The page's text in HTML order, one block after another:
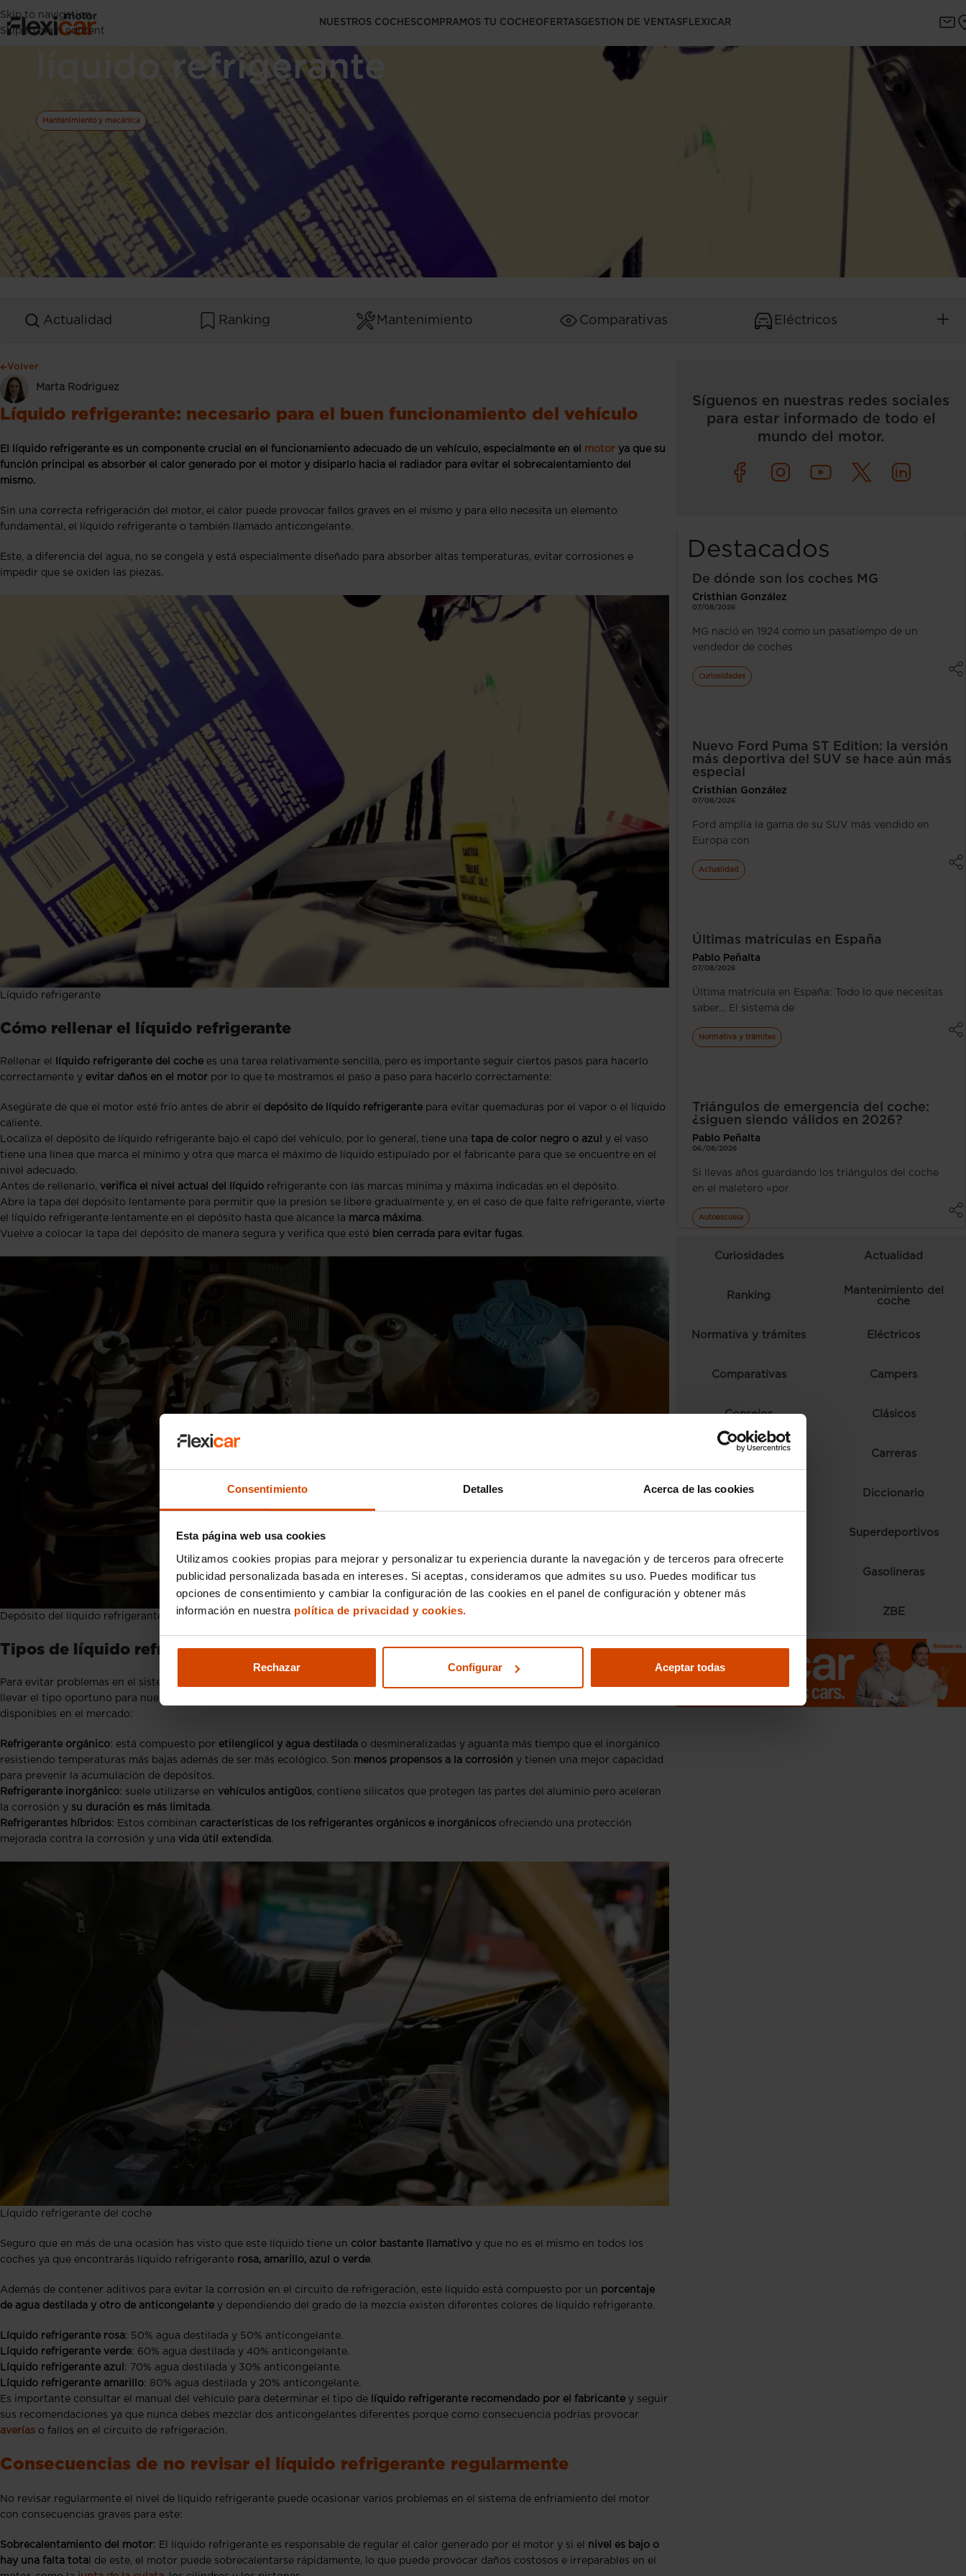
Consentimiento Detalles Acerca de las cookies
Esta página web usa cookies
Utilizamos cookies propias para mejorar y personalizar tu experiencia durante la navegación y de terceros para ofrecerte
publicidad personalizada basada en intereses. Si aceptas, consideramos que admites su uso. Puedes modificar tus
opciones de consentimiento y cambiar la configuración de las cookies en el panel de configuración y obtener más
información en nuestra política de privacidad y cookies.
Rechazar Configurar Aceptar todas
Skip to navigation
Skip to main content
NUESTROS COCHESCOMPRAMOS TU COCHEOFERTASGESTION DE VENTASFLEXICAR
Todo lo que debes saber del
líquido refrigerante
Mantenimiento y mecánica
Actualidad Ranking Mantenimiento Comparativas Eléctricos
Volver
Marta Rodriguez
Líquido refrigerante: necesario para el buen funcionamiento del vehículo
El líquido refrigerante es un componente crucial en el funcionamiento adecuado de un vehículo, especialmente en el motor ya que su
función principal es absorber el calor generado por el motor y disiparlo hacia el radiador para evitar el sobrecalentamiento del
mismo.
Sin una correcta refrigeración del motor, el calor puede provocar fallos graves en el mismo y para ello necesita un elemento
fundamental, el líquido refrigerante o también llamado anticongelante.
Este, a diferencia del agua, no se congela y está especialmente diseñado para absorber altas temperaturas, evitar corrosiones e
impedir que se oxiden las piezas.
Líquido refrigerante
Cómo rellenar el líquido refrigerante
Rellenar el líquido refrigerante del coche es una tarea relativamente sencilla, pero es importante seguir ciertos pasos para hacerlo
correctamente y evitar daños en el motor por lo que te mostramos el paso a paso para hacerlo correctamente:
Asegúrate de que el motor esté frío antes de abrir el depósito de líquido refrigerante para evitar quemaduras por el vapor o el líquido
caliente.
Localiza el depósito de líquido refrigerante bajo el capó del vehículo, por lo general, tiene una tapa de color negro o azul
y el vaso
tiene una línea que marca el mínimo y otra que marca el máximo de líquido estipulado por el fabricante para que se encuentre en el
nivel adecuado.
Antes de rellenarlo, verifica el nivel actual del líquido refrigerante con las marcas mínima y máxima indicadas en el depósito.
Abre la tapa del depósito lentamente para permitir que la presión se libere gradualmente y, en el caso de que falte refrigerante, vierte
el líquido refrigerante lentamente en el depósito hasta que alcance la marca máxima.
Vuelve a colocar la tapa del depósito de manera segura y verifica que esté bien cerrada para evitar fugas.
Depósito del líquido refrigerante
Tipos de líquido refrigerante
Para evitar problemas en el sistema de refrigeración, debemos mantener el depósito del líquido refrigerante en
llevar el tipo oportuno para nuestro
disponibles en el mercado:
Refrigerante orgánico: está compuesto por etilenglicol y agua destilada o desmineralizadas y aguanta más tiempo que el inorgánico
resistiendo temperaturas más bajas además de ser más ecológico. Son menos propensos a la corrosión y tienen una mejor capacidad
para prevenir la acumulación de depósitos.
Refrigerante inorgánico: suele utilizarse en vehículos antigüos, contiene silicatos que protegen las partes del aluminio pero aceleran
la corrosión y su duración es más limitada.
Refrigerantes híbridos: Estos combinan características de los refrigerantes orgánicos e inorgánicos ofreciendo una protección
mejorada contra la corrosión y una vida útil extendida.
Líquido refrigerante del coche
Seguro que en más de una ocasión has visto que este líquido tiene un color bastante llamativo y que no es el mismo en todos los
coches ya que encontrarás líquido refrigerante rosa, amarillo, azul o verde.
Además de contener aditivos para evitar la corrosión en el circuito de refrigeración, este líquido está compuesto por un porcentaje
de agua destilada y otro de anticongelante y dependiendo del grado de la mezcla existen diferentes colores de líquido refrigerante.
Líquido refrigerante rosa: 50% agua destilada y 50% anticongelante.
Líquido refrigerante verde: 60% agua destilada y 40% anticongelante.
Líquido refrigerante azul : 70% agua destilada y 30% anticongelante.
Líquido refrigerante amarillo: 80% agua destilada y 20% anticongelante.
Es importante consultar el manual del vehículo para determinar el tipo de
líquido refrigerante recomendado por el fabricante y seguir
sus recomendaciones ya que nunca debes mezclar dos anticongelantes diferentes porque como consecuencia podrías provocar
averías o fallos en el circuito de refrigeración.
Consecuencias de no revisar el líquido refrigerante regularmente
No revisar regularmente el nivel de líquido refrigerante puede ocasionar varios problemas en el sistema de enfriamiento del motor
con consecuencias graves para este:
Sobrecalentamiento del motor: El líquido refrigerante es responsable de regular el calor generado por el motor y si el
nivel es bajo o
hay una falta tota l de este, el motor puede sobrecalentarse rápidamente, lo que puede provocar daños costosos e irreparables en el
Síguenos en nuestras redes sociales
para estar informado de todo el
mundo del motor.
Destacados
De dónde son los coches MG
Cristhian González
07/08/2026
MG nació en 1924 como un pasatiempo de un
vendedor de coches
Curiosidades
Nuevo Ford Puma ST Edition: la versión
más deportiva del SUV se hace aún más
especial
Cristhian González
07/08/2026
Ford amplía la gama de su SUV más vendido en
Europa con
Actualidad
Últimas matrículas en España
Pablo Peñalta
07/08/2026
Última matrícula en España: Todo lo que necesitas
saber… El sistema de
Normativa y trámites
Triángulos de emergencia del coche:
¿siguen siendo válidos en 2026?
Pablo Peñalta
06/08/2026
Si llevas años guardando los triángulos del coche
en el maletero «por
Autoescuela
Curiosidades Actualidad
Ranking
Mantenimiento del
coche
Normativa y trámites Eléctricos
Comparativas Campers
Consejos Clásicos
Autoescuela Carreras
Ferias y eventos Diccionario
Superdeportivos
Híbridos Gasolineras
ZBE